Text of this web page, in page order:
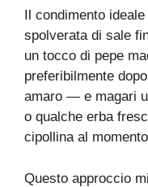
Il condimento
spolverata di sale
un tocco di pepe
preferibilmente
amaro — e magari
o qualche erba
cipollina al
Questo approccio